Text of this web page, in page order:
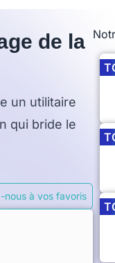
de la
un utilitaire
qui bride le
nous à vos favoris